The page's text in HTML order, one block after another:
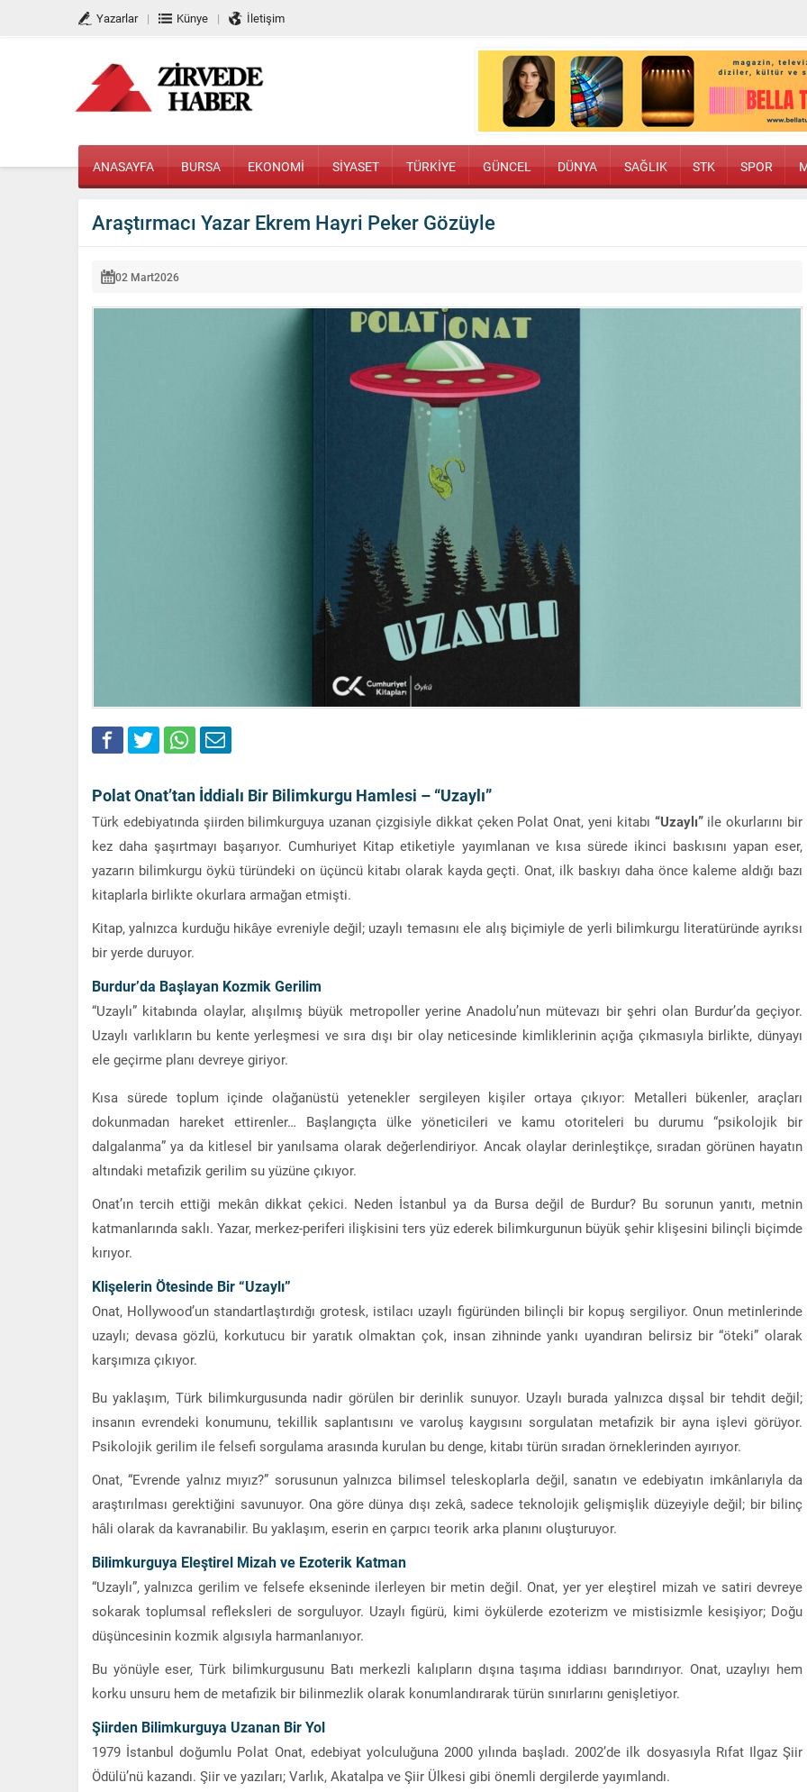
Yazarlar Künye İletişim
ANASAYFA BURSA EKONOMİ SİYASET TÜRKİYE GÜNCEL DÜNYA SAĞLIK STK SPOR
Araştırmacı Yazar Ekrem Hayri Peker Gözüyle
02 Mart2026
Polat Onat’tan İddialı Bir Bilimkurgu Hamlesi – “Uzaylı”
Türk edebiyatında şiirden bilimkurguya uzanan çizgisiyle dikkat çeken Polat Onat, yeni kitabı “Uzaylı”ile okurlarını bir
kez daha şaşırtmayı başarıyor. Cumhuriyet Kitap etiketiyle yayımlanan ve kısa sürede ikinci baskısını yapan eser,
yazarın bilimkurgu öykü türündeki on üçüncü kitabı olarak kayda geçti. Onat, ilk baskıyı daha önce kaleme aldığı bazı
kitaplarla birlikte okurlara armağan etmişti.
Kitap, yalnızca kurduğu hikâye evreniyle değil; uzaylı temasını ele alış biçimiyle de yerli bilimkurgu literatüründe ayrıksı
bir yerde duruyor.
Burdur’da Başlayan Kozmik Gerilim
“Uzaylı” kitabında olaylar, alışılmış büyük metropoller yerine Anadolu’nun mütevazı bir şehri olan Burdur’da geçiyor.
Uzaylı varlıkların bu kente yerleşmesi ve sıra dışı bir olay neticesinde kimliklerinin açığa çıkmasıyla birlikte, dünyayı
ele geçirme planı devreye giriyor.
Kısa sürede toplum içinde olağanüstü yetenekler sergileyen kişiler ortaya çıkıyor: Metalleri bükenler, araçları
dokunmadan hareket ettirenler… Başlangıçta ülke yöneticileri ve kamu otoriteleri bu durumu “psikolojik bir
dalgalanma” ya da kitlesel bir yanılsama olarak değerlendiriyor. Ancak olaylar derinleştikçe, sıradan görünen hayatın
altındaki metafizik gerilim su yüzüne çıkıyor.
Onat’ın tercih ettiği mekân dikkat çekici. Neden İstanbul ya da Bursa değil de Burdur? Bu sorunun yanıtı, metnin
katmanlarında saklı. Yazar, merkez-periferi ilişkisini ters yüz ederek bilimkurgunun büyük şehir klişesini bilinçli biçimde
kırıyor.
Klişelerin Ötesinde Bir “Uzaylı”
Onat, Hollywood’un standartlaştırdığı grotesk, istilacı uzaylı figüründen bilinçli bir kopuş sergiliyor. Onun metinlerinde
uzaylı; devasa gözlü, korkutucu bir yaratık olmaktan çok, insan zihninde yankı uyandıran belirsiz bir “öteki” olarak
karşımıza çıkıyor.
Bu yaklaşım, Türk bilimkurgusunda nadir görülen bir derinlik sunuyor. Uzaylı burada yalnızca dışsal bir tehdit değil;
insanın evrendeki konumunu, tekillik saplantısını ve varoluş kaygısını sorgulatan metafizik bir ayna işlevi görüyor.
Psikolojik gerilim ile felsefi sorgulama arasında kurulan bu denge, kitabı türün sıradan örneklerinden ayırıyor.
Onat, “Evrende yalnız mıyız?” sorusunun yalnızca bilimsel teleskoplarla değil, sanatın ve edebiyatın imkânlarıyla da
araştırılması gerektiğini savunuyor. Ona göre dünya dışı zekâ, sadece teknolojik gelişmişlik düzeyiyle değil; bir bilinç
hâli olarak da kavranabilir. Bu yaklaşım, eserin en çarpıcı teorik arka planını oluşturuyor.
Bilimkurguya Eleştirel Mizah ve Ezoterik Katman
“Uzaylı”, yalnızca gerilim ve felsefe ekseninde ilerleyen bir metin değil. Onat, yer yer eleştirel mizah ve satiri devreye
sokarak toplumsal refleksleri de sorguluyor. Uzaylı figürü, kimi öykülerde ezoterizm ve mistisizmle kesişiyor; Doğu
düşüncesinin kozmik algısıyla harmanlanıyor.
Bu yönüyle eser, Türk bilimkurgusunu Batı merkezli kalıpların dışına taşıma iddiası barındırıyor. Onat, uzaylıyı hem
korku unsuru hem de metafizik bir bilinmezlik olarak konumlandırarak türün sınırlarını genişletiyor.
Şiirden Bilimkurguya Uzanan Bir Yol
1979 İstanbul doğumlu Polat Onat, edebiyat yolculuğuna 2000 yılında başladı. 2002’de ilk dosyasıyla Rıfat Ilgaz Şiir
Ödülü’nü kazandı. Şiir ve yazıları; Varlık, Akatalpa ve Şiir Ülkesi gibi önemli dergilerde yayımlandı.